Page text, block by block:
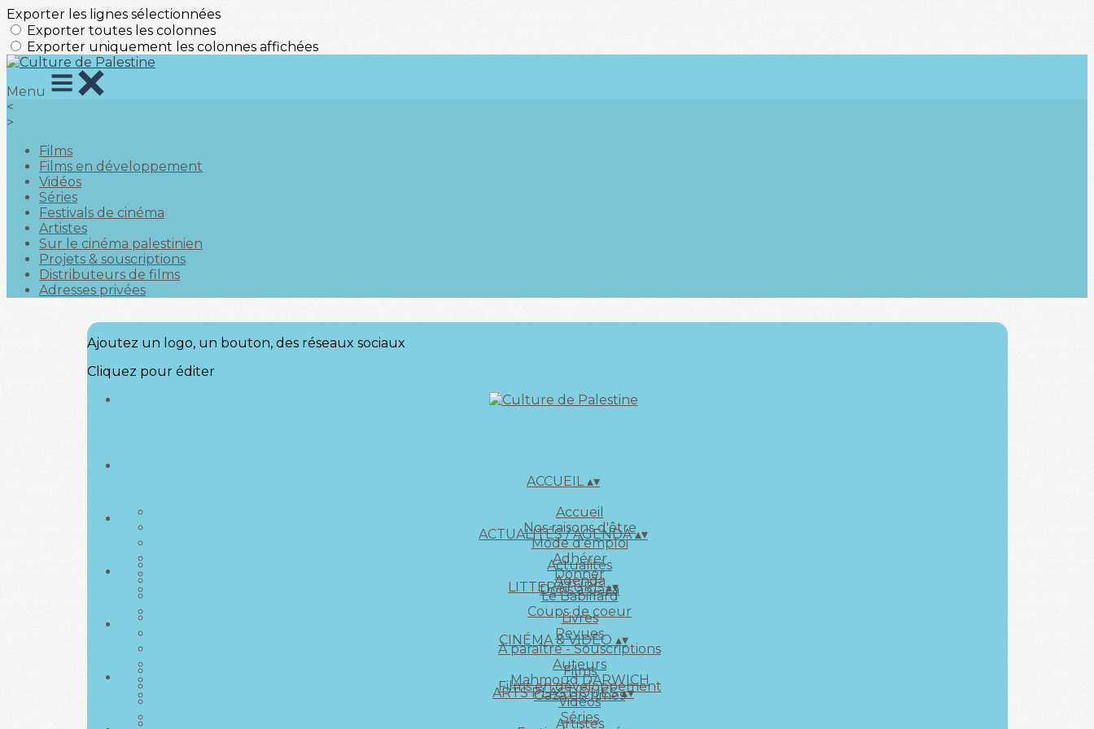
Exporter les lignes sélectionnées
Exporter toutes les colonnes
Exporter uniquement les colonnes affichées
Menu
<
>
Films
Films en développement
Vidéos
Séries
Festivals de cinéma
Artistes
Sur le cinéma palestinien
Projets & souscriptions
Distributeurs de films
Adresses privées
Ajoutez un logo, un bouton, des réseaux sociaux
Cliquez pour éditer
ACCUEIL▴▾
Accueil
Nos raisons d'être
Mode d'emploi
Adhérer
Donner
Dons à Gaza
ACTUALITÉS / AGENDA▴▾
Actualités
Agenda
Le Babillard
Coups de coeur
LITTERATURE▴▾
Livres
Revues
À paraître - Souscriptions
Auteurs
Mahmoud DARWICH
Gaza en rimes
CINÉMA & VIDÉO ▴▾
Films
Films en développement
Vidéos
Séries
ARTS PLASTIQUES▴▾
Artistes